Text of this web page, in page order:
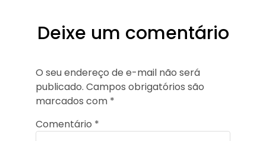
Deixe um comentário
O seu endereço de e-mail não será
publicado. Campos obrigatórios são
marcados com *
Comentário *